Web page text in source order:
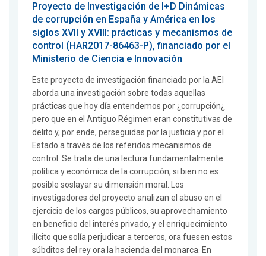
Proyecto de Investigación de I+D Dinámicas
de corrupción en España y América en los
siglos XVII y XVIII: prácticas y mecanismos de
control (HAR2017-86463-P), financiado por el
Ministerio de Ciencia e Innovación
Este proyecto de investigación financiado por la AEI
aborda una investigación sobre todas aquellas
prácticas que hoy día entendemos por ¿corrupción¿
pero que en el Antiguo Régimen eran constitutivas de
delito y, por ende, perseguidas por la justicia y por el
Estado a través de los referidos mecanismos de
control. Se trata de una lectura fundamentalmente
política y económica de la corrupción, si bien no es
posible soslayar su dimensión moral. Los
investigadores del proyecto analizan el abuso en el
ejercicio de los cargos públicos, su aprovechamiento
en beneficio del interés privado, y el enriquecimiento
ilícito que solía perjudicar a terceros, ora fuesen estos
súbditos del rey ora la hacienda del monarca. En